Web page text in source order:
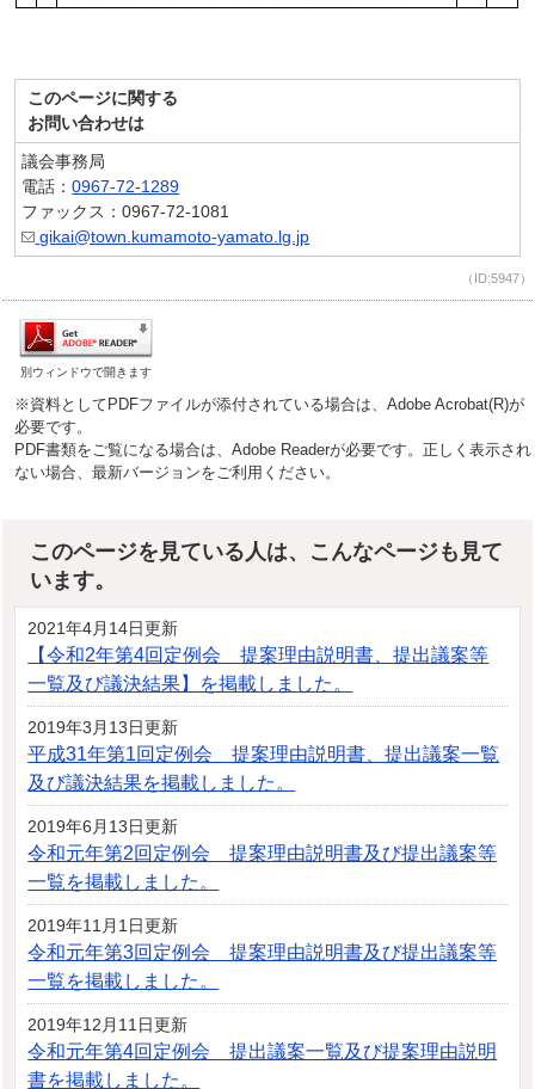
このページに関する
お問い合わせは
議会事務局
電話：0967-72-1289
ファックス：0967-72-1081
gikai@town.kumamoto-yamato.lg.jp
（ID:5947）
別ウィンドウで開きます
※資料としてPDFファイルが添付されている場合は、Adobe Acrobat(R)が
必要です。
PDF書類をご覧になる場合は、Adobe Readerが必要です。正しく表示され
ない場合、最新バージョンをご利用ください。
このページを見ている人は、こんなページも見て
います。
2021年4月14日更新
【令和2年第4回定例会 提案理由説明書、提出議案等
一覧及び議決結果】を掲載しました。
2019年3月13日更新
平成31年第1回定例会 提案理由説明書、提出議案一覧
及び議決結果を掲載しました。
2019年6月13日更新
令和元年第2回定例会 提案理由説明書及び提出議案等
一覧を掲載しました。
2019年11月1日更新
令和元年第3回定例会 提案理由説明書及び提出議案等
一覧を掲載しました。
2019年12月11日更新
令和元年第4回定例会 提出議案一覧及び提案理由説明
書を掲載しました。